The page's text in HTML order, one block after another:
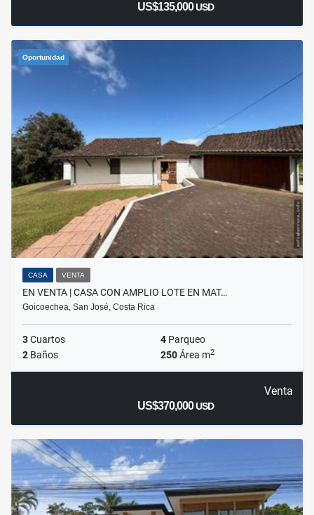
US$135,000USD
Oportunidad
CASA VENTA
EN VENTA | CASA CON AMPLIO LOTE EN MAT…
Goicoechea, San José, Costa Rica
3Cuartos 4 Parqueo
2 Baños 250Área m2
Venta
US$370,000USD